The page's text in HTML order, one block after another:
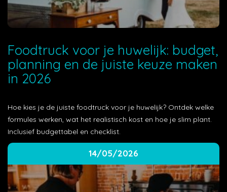
Foodtruck voor je huwelijk: budget,
planning en de juiste keuze maken
in 2026
Hoe kies je de juiste foodtruck voor je huwelijk? Ontdek welke
formules werken, wat het realistisch kost en hoe je slim plant.
Inclusief budgettabel en checklist.
14/05/2026